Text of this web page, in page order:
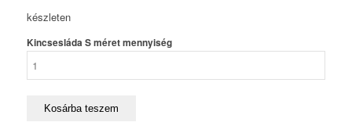
készleten
Kincsesláda S méret mennyiség
Kosárba teszem